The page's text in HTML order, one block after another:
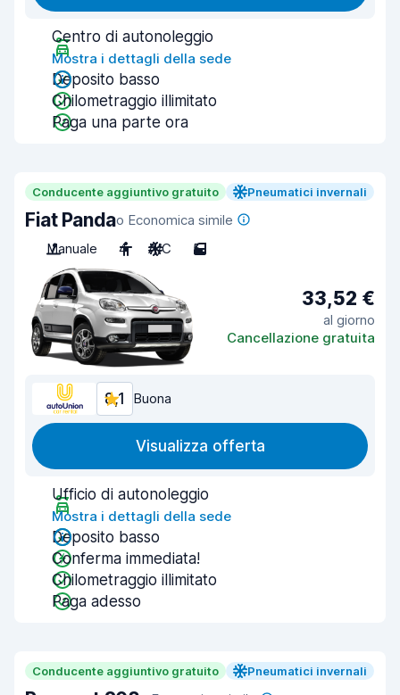
Centro di autonoleggio
Mostra i dettagli della sede
Deposito basso
Chilometraggio illimitato
Paga una parte ora
Conducente aggiuntivo gratuito Pneumatici invernali
Fiat Pandao Economica simile
Manuale
4 A/C 5
33,52 €
al giorno
Cancellazione gratuita
8,1 Buona
Visualizza offerta
Ufficio di autonoleggio
Mostra i dettagli della sede
Deposito basso
Conferma immediata!
Chilometraggio illimitato
Paga adesso
Conducente aggiuntivo gratuito Pneumatici invernali